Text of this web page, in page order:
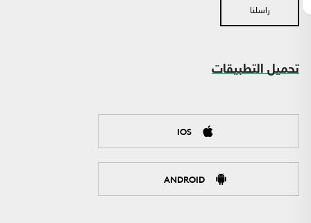
راسلنا
تحميل التطبيقات
IOS
ANDROID